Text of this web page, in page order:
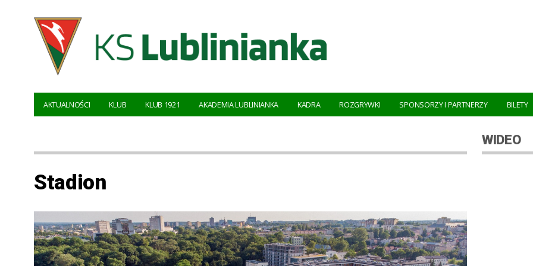
AKTUALNOŚCI KLUB KLUB 1921 AKADEMIA LUBLINIANKA KADRA ROZGRYWKI SPONSORZY I PARTNERZY BILETY
Stadion
WIDEO